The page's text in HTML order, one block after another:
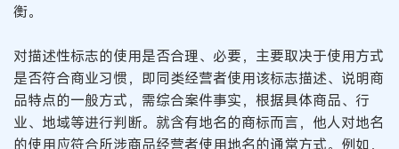
衡。
对描述性标志的使用是否合理、必要，主要取决于使用方式
是否符合商业习惯，即同类经营者使用该标志描述、说明商
品特点的一般方式，需综合案件事实，根据具体商品、行
业、地域等进行判断。就含有地名的商标而言，他人对地名
的使用应符合所涉商品经营者使用地名的通常方式。例如，